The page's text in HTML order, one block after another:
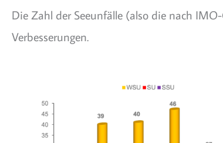
Die Zahl der Seeunfälle (also die nach
Verbesserungen.